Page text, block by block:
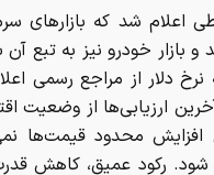
در شرایطی اعلام شد که
بازار خودرو نیز به تبع آن
دلار از مراجع رسمی
ارزیابی‌ها از وضعیت
محدود قیمت‌ها
شود. رکود عمیق، کاهش